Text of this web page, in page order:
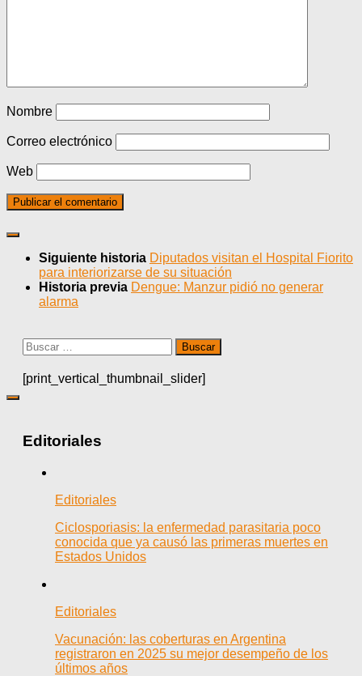
Nombre
Correo electrónico
Web
Siguiente historia Diputados visitan el Hospital Fiorito
para interiorizarse de su situación
Historia previa Dengue: Manzur pidió no generar
alarma
Buscar:
[print_vertical_thumbnail_slider]
Editoriales
Editoriales
Ciclosporiasis: la enfermedad parasitaria poco
conocida que ya causó las primeras muertes en
Estados Unidos
Editoriales
Vacunación: las coberturas en Argentina
registraron en 2025 su mejor desempeño de los
últimos años